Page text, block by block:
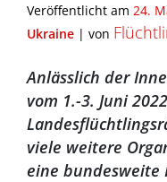
Veröffentlicht am 24.
Ukraine | von
Anlässlich der
vom 1.-3. Juni
viele weitere
eine bundesweite